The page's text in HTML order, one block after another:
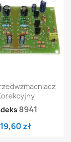
8941
19,60 zł